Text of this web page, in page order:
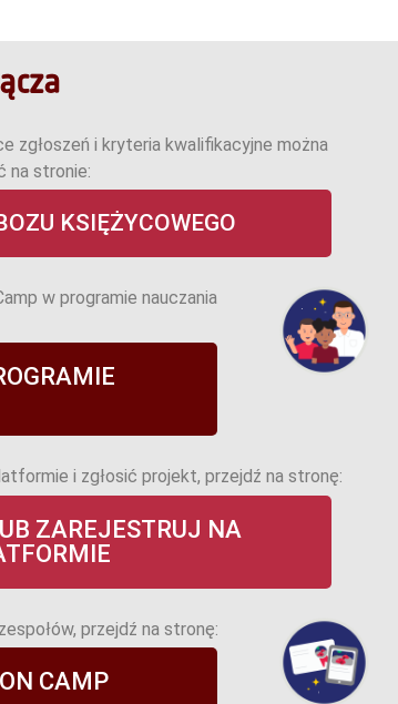
zgłoszeń i kryteria kwalifikacyjne można
na stronie:
KSIĘŻYCOWEGO
w programie nauczania
i zgłosić projekt, przejdź na stronę:
ZAREJESTRUJ NA
przejdź na stronę:
CAMP